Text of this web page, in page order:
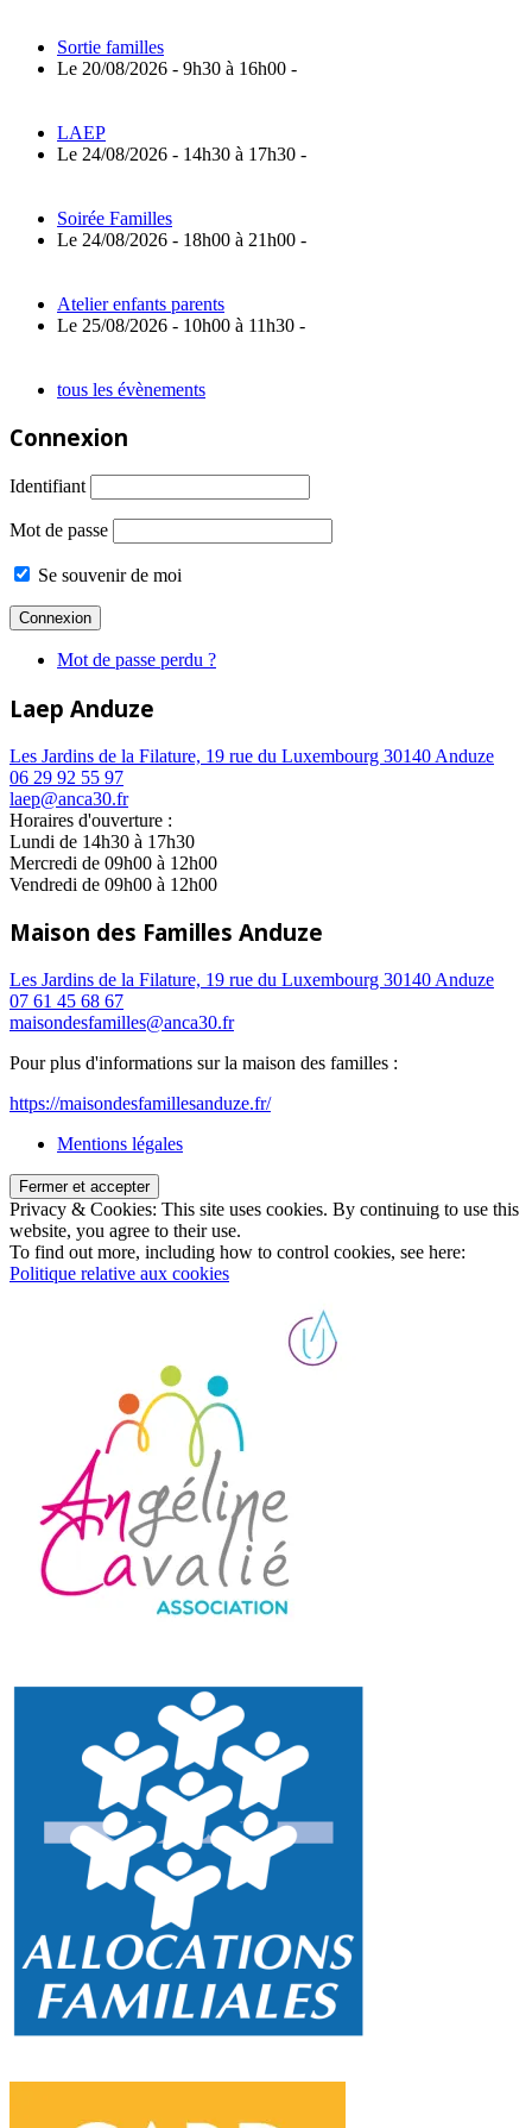
Sortie familles
Le 20/08/2026 - 9h30 à 16h00 -
LAEP
Le 24/08/2026 - 14h30 à 17h30 -
Soirée Familles
Le 24/08/2026 - 18h00 à 21h00 -
Atelier enfants parents
Le 25/08/2026 - 10h00 à 11h30 -
tous les évènements
Connexion
Identifiant
Mot de passe
Se souvenir de moi
Mot de passe perdu ?
Laep Anduze
Les Jardins de la Filature, 19 rue du Luxembourg 30140 Anduze
06 29 92 55 97
laep@anca30.fr
Horaires d'ouverture :
Lundi de 14h30 à 17h30
Mercredi de 09h00 à 12h00
Vendredi de 09h00 à 12h00
Maison des Familles Anduze
Les Jardins de la Filature, 19 rue du Luxembourg 30140 Anduze
07 61 45 68 67
maisondesfamilles@anca30.fr
Pour plus d'informations sur la maison des familles :
https://maisondesfamillesanduze.fr/
Mentions légales
Privacy & Cookies: This site uses cookies. By continuing to use this
website, you agree to their use.
To find out more, including how to control cookies, see here:
Politique relative aux cookies